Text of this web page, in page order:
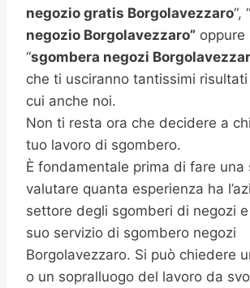
negozio gratis Borgolavezzaro“, “
negozio Borgolavezzaro” oppure
“sgombera negozi
che ti usciranno tantissimi
cui anche noi.
Non ti resta ora che decidere a
tuo lavoro di sgombero.
È fondamentale prima di fare una
valutare quanta esperienza ha
settore degli sgomberi di negozi
suo servizio di sgombero negozi
Borgolavezzaro. Si può chiedere
o un sopralluogo del lavoro da